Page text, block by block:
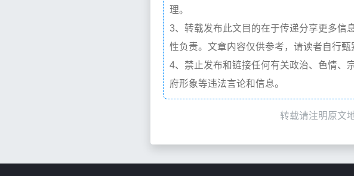
理。
3、转载发布此文目的在于传递分享更多信
性负责。文章内容仅供参考，请读者自行甄
4、禁止发布和链接任何有关政治、色情、
府形象等违法言论和信息。
转载请注明原文